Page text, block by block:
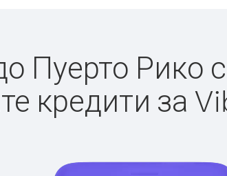
Пуерто Рико
кредити за